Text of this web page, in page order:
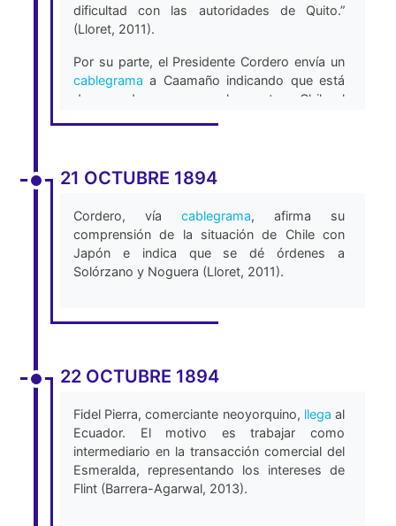
dificultad con las autoridades de Quito.”
(Lloret, 2011).
Por su parte, el Presidente Cordero envía un
cablegrama a Caamaño indicando que está
de acuerdo con que se le preste a Chile el
Valparaíso, Luis Noguera, para que se
perfeccionarlas antes de la transacción.
Caamaño responde, diciendo que hay que
empezar con este proceso de inmediato,
porque Chile podría buscar otro país para
21 OCTUBRE 1894
Cordero, vía cablegrama, afirma su
comprensión de la situación de Chile con
Japón e indica que se dé órdenes a
Solórzano y Noguera (Lloret, 2011).
22 OCTUBRE 1894
Fidel Pierra, comerciante neoyorquino, llega al
Ecuador. El motivo es trabajar como
intermediario en la transacción comercial del
Esmeralda, representando los intereses de
Flint (Barrera-Agarwal, 2013).